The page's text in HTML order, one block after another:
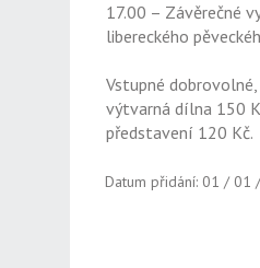
17.00 – Závěrečné
libereckého
Vstupné
výtvarná dílna 150
představení 120 Kč.
Datum přidání: 01 / 01